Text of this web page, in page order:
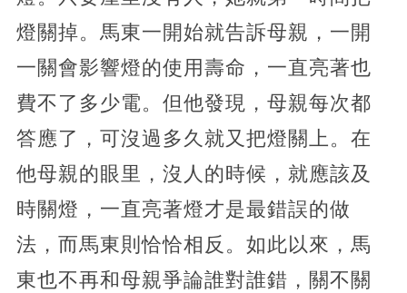
燈關掉。馬東一開始就告訴母親，一開
一關會影響燈的使用壽命，一直亮著也
費不了多少電。但他發現，母親每次都
答應了，可沒過多久就又把燈關上。在
他母親的眼里，沒人的時候，就應該及
時關燈，一直亮著燈才是最錯誤的做
法，而馬東則恰恰相反。如此以來，馬
東也不再和母親爭論誰對誰錯，關不關